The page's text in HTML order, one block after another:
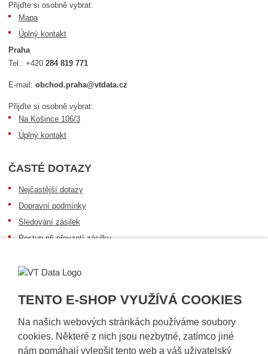
TENTO E-SHOP VYUŽÍVÁ COOKIES
Na našich webových stránkách používáme soubory
cookies. Některé z nich jsou nezbytné, zatímco jiné
nám pomáhají vylepšit tento web a váš uživatelský
Přijďte si osobně vybrat:
Mapa
Úplný kontakt
Praha
Tel.:+420284 819 771
E-mail:obchod.praha@vtdata.cz
Přijďte si osobně vybrat:
Na Košince 106/3
Úplný kontakt
ČASTÉ DOTAZY
Nejčastější dotazy
Dopravní podmínky
Sledování zásilek
Postup při převzetí zásilky
Obecné informace